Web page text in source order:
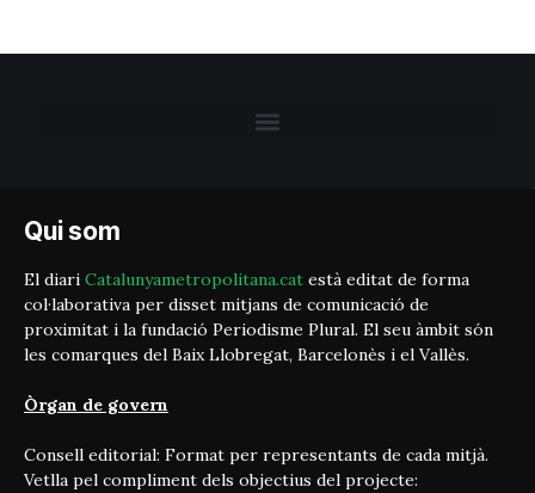
Qui som
El diari Catalunyametropolitana.cat està editat de forma
col·laborativa per disset mitjans de comunicació de
proximitat i la fundació Periodisme Plural. El seu àmbit són
les comarques del Baix Llobregat, Barcelonès i el Vallès.
Òrgan de govern
Consell editorial: Format per representants de cada mitjà.
Vetlla pel compliment dels objectius del projecte: